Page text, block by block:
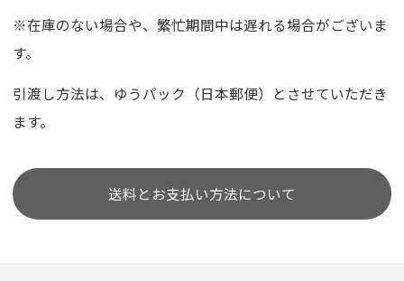
※在庫のない場合や、繁忙期間中は遅れる場合がございま
す。
引渡し方法は、ゆうパック（日本郵便）とさせていただき
ます。
送料とお支払い方法について